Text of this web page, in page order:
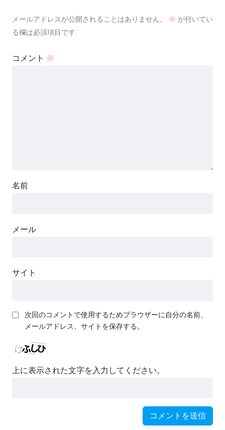
メールアドレスが公開されることはありません。 ※ が付いてい
る欄は必須項目です
コメント ※
名前
メール
サイト
次回のコメントで使用するためブラウザーに自分の名前、
メールアドレス、サイトを保存する。
上に表示された文字を入力してください。